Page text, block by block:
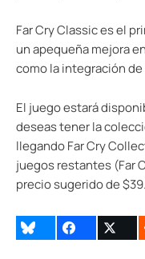
Far Cry Classic es el
un apequeña mejora
como la integración
El juego estará
deseas tener la
llegando Far Cry
juegos restantes (Far
precio sugerido de